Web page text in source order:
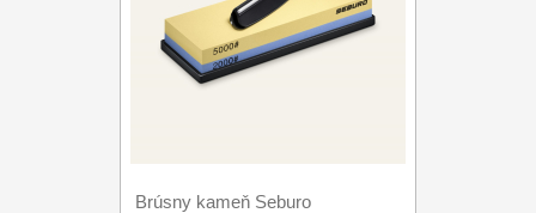
Brúsny kameň Seburo